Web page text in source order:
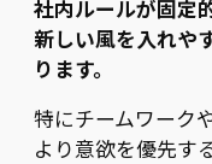
社内ルールが固定
新しい風を入れや
ります。
特にチームワーク
より意欲を優先す